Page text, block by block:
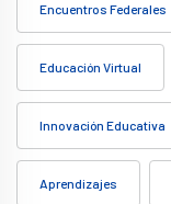
Encuentros Federales
Educación Virtual
Innovación Educativa
Aprendizajes